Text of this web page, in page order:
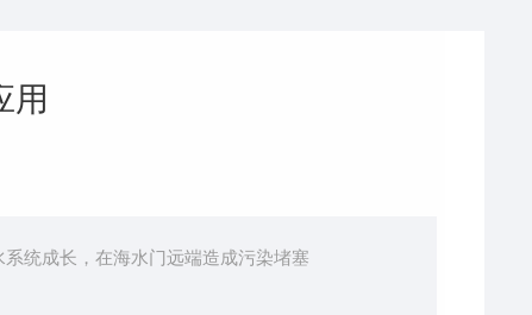
用
统成长，在海水门远端造成污染堵塞